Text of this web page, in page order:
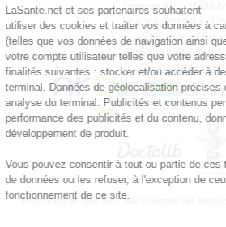
Licence ARS :
Licence Ordinale :
49 boulevard Bizet
59650 Villeneuve
Contactez-nous !
Pharmacie en ligne autorisée à vendre des